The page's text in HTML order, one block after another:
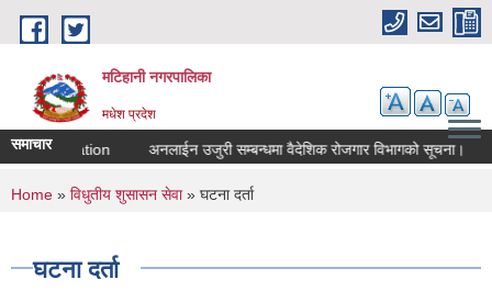
Skip to main content
मटिहानी नगरपालिका
मधेश प्रदेश
समाचार
application अनलाईन उजुरी सम्बन्धमा वैदेशिक रोजगार विभागको सूचना।
You are here
Home » विधुतीय शुसासन सेवा» घटना दर्ता
घटना दर्ता